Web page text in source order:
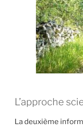
L’approche
La deuxième